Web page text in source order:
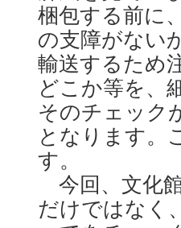
梱包する前に
の支障がない
輸送するため
どこか等を、
そのチェック
となります。
す。
今回、文化
だけではなく